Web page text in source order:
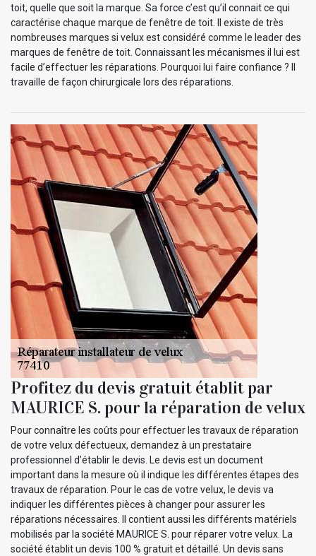
toit, quelle que soit la marque. Sa force c’est qu’il connait ce qui
caractérise chaque marque de fenêtre de toit. Il existe de très
nombreuses marques si velux est considéré comme le leader des
marques de fenêtre de toit. Connaissant les mécanismes il lui est
facile d’effectuer les réparations. Pourquoi lui faire confiance ? Il
travaille de façon chirurgicale lors des réparations.
Profitez du devis gratuit établit par
MAURICE S. pour la réparation de velux
Pour connaître les coûts pour effectuer les travaux de réparation
de votre velux défectueux, demandez à un prestataire
professionnel d’établir le devis. Le devis est un document
important dans la mesure où il indique les différentes étapes des
travaux de réparation. Pour le cas de votre velux, le devis va
indiquer les différentes pièces à changer pour assurer les
réparations nécessaires. Il contient aussi les différents matériels
mobilisés par la société MAURICE S. pour réparer votre velux. La
société établit un devis 100 % gratuit et détaillé. Un devis sans